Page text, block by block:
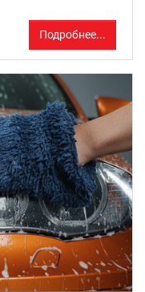
Подробнее...